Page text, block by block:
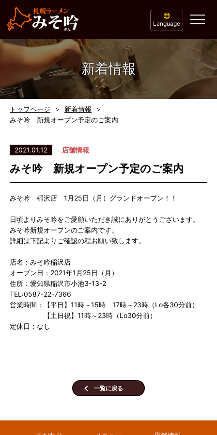
Language
新着情報
トップページ
新着情報
みそ吟 新規オープン予定のご案内
2021.01.12 店舗情報
みそ吟 新規オープン予定のご案内
みそ吟 稲沢店 1月25日（月）グランドオープン！！
日頃よりみそ吟をご愛顧いただき誠にありがとうございます。
みそ吟新規オープンのご案内です。
詳細は下記よりご確認の程お願い致します。
店名：みそ吟稲沢店
オープン日：2021年1月25日（月）
住所：愛知県稲沢市小池3-13-2
TEL:0587-22-7366
営業時間：【平日】11時～15時 17時～23時（Lo各30分前）
【土日祝】11時～23時（Lo30分前）
定休日：なし
一覧に戻る